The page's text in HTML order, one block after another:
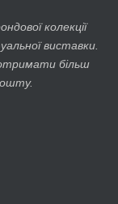
колекції
виставки.
більш